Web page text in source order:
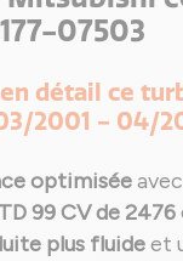
07503
détail ce
2001 - 04/
optimisée
99 CV de 2476
plus fluideet